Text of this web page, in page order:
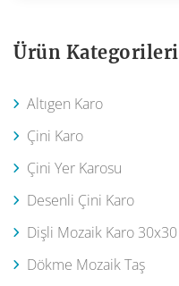
Ürün Kategorileri
Altıgen Karo
Çini Karo
Çini Yer Karosu
Desenli Çini Karo
Dişli Mozaik Karo 30x30
Dökme Mozaik Taş